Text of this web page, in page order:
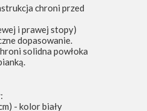
chroni przed
i prawej stopy)
dopasowanie.
solidna powłoka
- kolor biały